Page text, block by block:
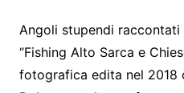
Angoli stupendi
“Fishing Alto Sarca e
fotografica edita nel 2018